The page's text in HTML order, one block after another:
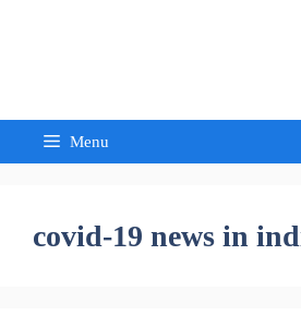
Menu
covid-19 news in